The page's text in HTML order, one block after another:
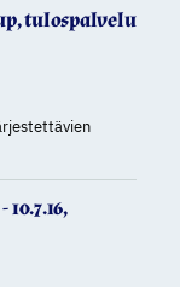
tulospalvelu